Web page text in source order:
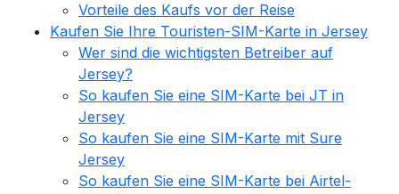
Vorteile des Kaufs vor der Reise
Kaufen Sie Ihre Touristen-SIM-Karte in Jersey
Wer sind die wichtigsten Betreiber auf
Jersey?
So kaufen Sie eine SIM-Karte bei JT in
Jersey
So kaufen Sie eine SIM-Karte mit Sure
Jersey
So kaufen Sie eine SIM-Karte bei Airtel-